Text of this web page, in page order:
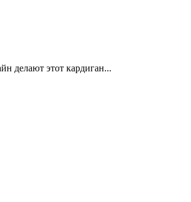
делают этот кардиган...